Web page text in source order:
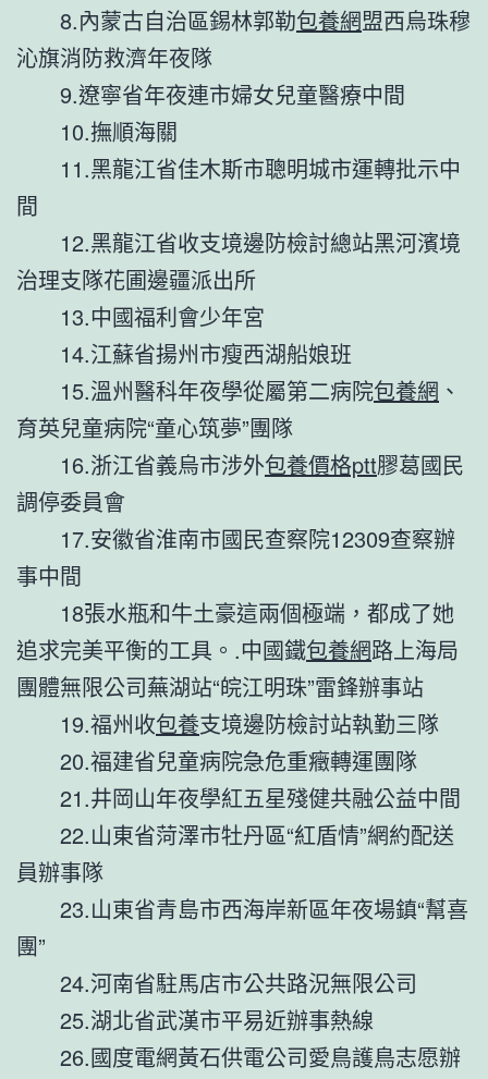
8.內蒙古自治區錫林郭勒包養網盟西烏珠穆
沁旗消防救濟年夜隊
9.遼寧省年夜連市婦女兒童醫療中間
10.撫順海關
11.黑龍江省佳木斯市聰明城市運轉批示中
間
12.黑龍江省收支境邊防檢討總站黑河濱境
治理支隊花圃邊疆派出所
13.中國福利會少年宮
14.江蘇省揚州市瘦西湖船娘班
15.溫州醫科年夜學從屬第二病院包養網 、
育英兒童病院“童心筑夢”團隊
16.浙江省義烏市涉外包養價格ptt膠葛國民
調停委員會
17.安徽省淮南市國民查察院12309查察辦
事中間
18張水瓶和牛土豪這兩個極端，都成了她
追求完美平衡的工具。.中國鐵包養網路上海局
團體無限公司蕪湖站“皖江明珠”雷鋒辦事站
19.福州收包養支境邊防檢討站執勤三隊
20.福建省兒童病院急危重癥轉運團隊
21.井岡山年夜學紅五星殘健共融公益中間
22.山東省菏澤市牡丹區“紅盾情”網約配送
員辦事隊
23.山東省青島市西海岸新區年夜場鎮“幫喜
團”
24.河南省駐馬店市公共路況無限公司
25.湖北省武漢市平易近辦事熱線
26.國度電網黃石供電公司愛鳥護鳥志愿辦